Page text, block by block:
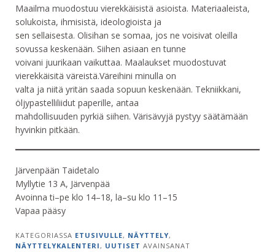
Maailma muodostuu vierekkäisistä asioista. Materiaaleista,
solukoista, ihmisistä, ideologioista ja
sen sellaisesta. Olisihan se somaa, jos ne voisivat oleilla
sovussa keskenään. Siihen asiaan en tunne
voivani juurikaan vaikuttaa. Maalaukset muodostuvat
vierekkäisitä väreistä.Väreihini minulla on
valta ja niitä yritän saada sopuun keskenään. Tekniikkani,
öljypastelliliidut paperille, antaa
mahdollisuuden pyrkiä siihen. Värisävyjä pystyy säätämään
hyvinkin pitkään.
Järvenpään Taidetalo
Myllytie 13 A, Järvenpää
Avoinna ti–pe klo 14–18, la–su klo 11–15
Vapaa pääsy
KATEGORIASSA ETUSIVULLE, NÄYTTELY,
NÄYTTELYKALENTERI , UUTISET AVAINSANAT